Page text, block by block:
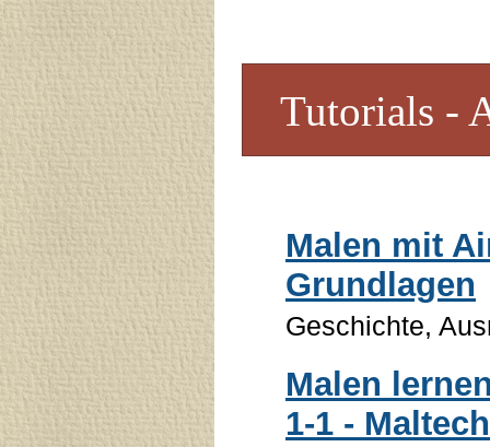
Tutorials -
Malen mit
Grundlagen
Geschichte,
Malen
1-1 -